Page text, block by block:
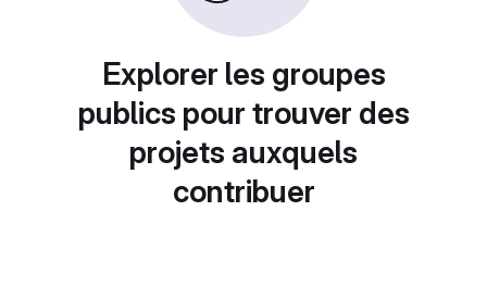
Explorer les groupes
publics pour trouver des
projets auxquels
contribuer